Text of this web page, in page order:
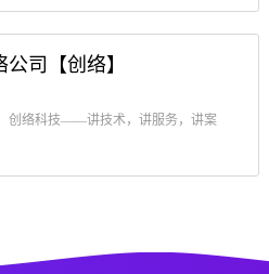
司【创络】
创络科技——讲技术，讲服务，讲案